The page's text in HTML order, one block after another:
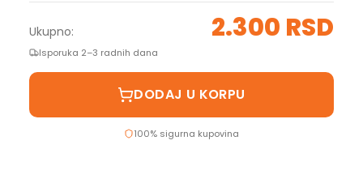
Ukupno: 2.300 RSD
Isporuka 2–3 radnih dana
DODAJ U KORPU
100% sigurna kupovina